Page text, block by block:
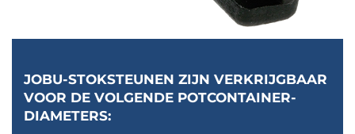
JOBU-STOKSTEUNEN ZIJN VERKRIJGBAAR
VOOR DE VOLGENDE POTCONTAINER-
DIAMETERS: